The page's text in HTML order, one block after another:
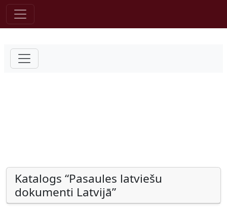
Pāriet uz saturu
Katalogs “Pasaules latviešu
dokumenti Latvijā”